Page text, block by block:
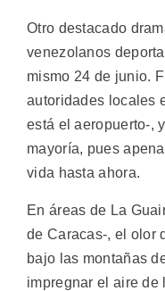
Otro destacado
venezolanos
mismo 24 de junio.
autoridades locales
está el aeropuerto-,
mayoría, pues
vida hasta ahora.
En áreas de La
de Caracas-, el olor
bajo las montañas
impregnar el aire de